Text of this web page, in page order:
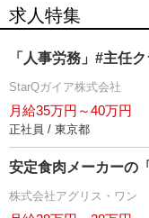
求人特集
「人事労務」#主任
StarQガイア株式会社
月給35万円～40万円
正社員 / 東京都
安定食肉メーカーの
株式会社アグリス・ワン